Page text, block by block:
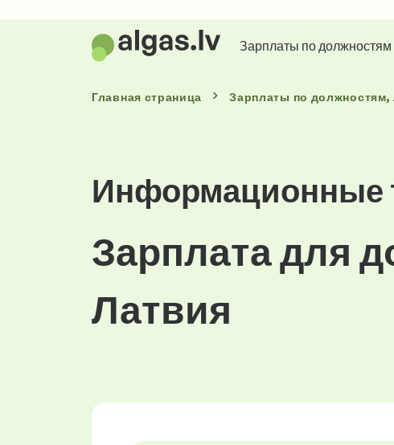
Зарплаты по должностям
Главная страница Зарплаты по должностям,
Информационные
Зарплата для
Латвия